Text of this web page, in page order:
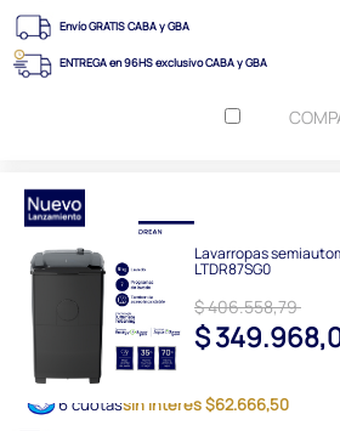
Envío GRATIS CABA y GBA
ENTREGA en 96HS exclusivo CABA y GBA
Lavarropas
LTDR87SG0
$ 406.558,79
$
6 cuotassin interés $62.666,50